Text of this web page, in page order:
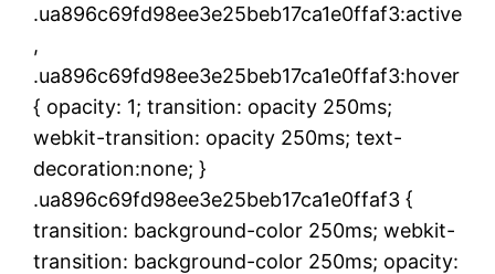
.ua896c69fd98ee3e25beb17ca1e0ffaf3:active
,
.ua896c69fd98ee3e25beb17ca1e0ffaf3:hover
{ opacity: 1; transition: opacity 250ms;
webkit-transition: opacity 250ms; text-
decoration:none; }
.ua896c69fd98ee3e25beb17ca1e0ffaf3 {
transition: background-color 250ms; webkit-
transition: background-color 250ms; opacity: